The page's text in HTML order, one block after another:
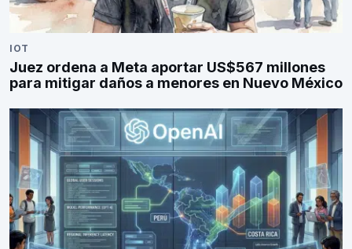
IOT
Juez ordena a Meta aportar US$567 millones
para mitigar daños a menores en Nuevo México